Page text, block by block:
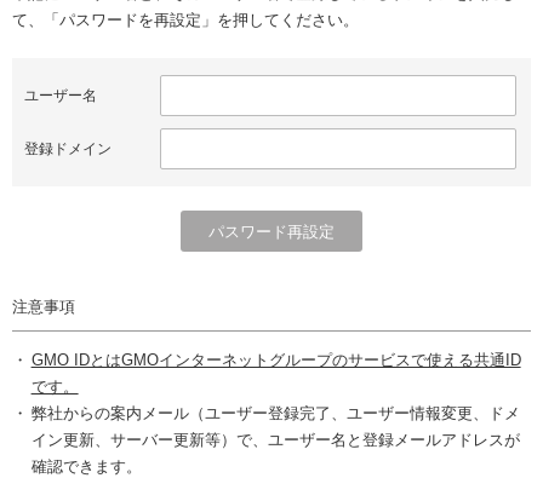
て、「パスワードを再設定」を押してください。
ユーザー名
登録ドメイン
注意事項
GMO IDとはGMOインターネットグループのサービスで使える共通ID
です。
弊社からの案内メール（ユーザー登録完了、ユーザー情報変更、ドメ
イン更新、サーバー更新等）で、ユーザー名と登録メールアドレスが
確認できます。